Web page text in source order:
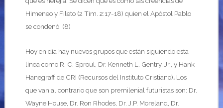
Himeneo y Fileto (2 Tim. 2:17-18) quien el Apóstol Pablo
se condenó. (8)
Hoy en día hay nuevos grupos que están siguiendo esta
línea como R. C. Sproul, Dr. Kenneth L. Gentry, Jr., y Hank
Hanegraff de CRI (Recursos del Instituto Cristiano).Los
que van al contrario que son premilenial futuristas son: Dr.
Wayne House, Dr. Ron Rhodes, Dr. J.P. Moreland, Dr.